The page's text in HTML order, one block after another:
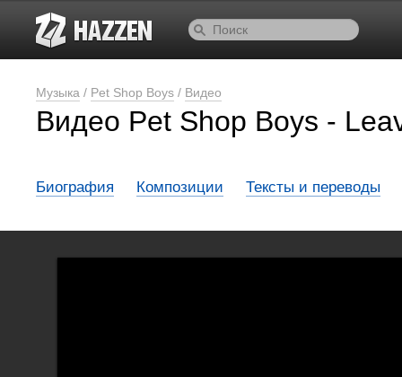
Музыка / Pet Shop Boys / Видео
Видео Pet Shop Boys -
Биография Композиции Тексты и переводы